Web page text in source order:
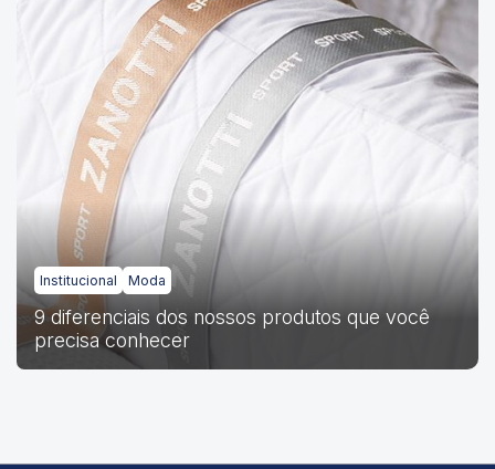
Institucional Moda
9 diferenciais dos nossos produtos que você
precisa conhecer